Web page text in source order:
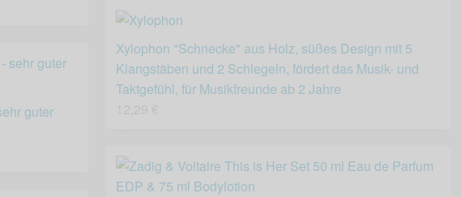
Xylophon "Schnecke" aus Holz, süßes Design mit 5
Klangstäben und 2 Schlegeln, fördert das Musik- und
Taktgefühl, für Musikfreunde ab 2 Jahre
guter